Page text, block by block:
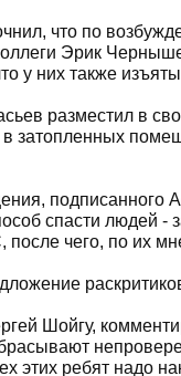
что по
Эрик
у них также
разместил в
в затопленных
подписанного
спасти людей
после чего, по их
Шойгу,
этих ребят надо